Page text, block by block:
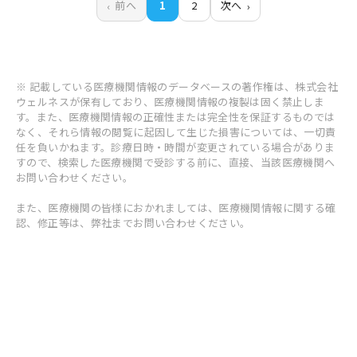
前へ 1 2 次へ
※ 記載している医療機関情報のデータベースの著作権は、株式会社
ウェルネスが保有しており、医療機関情報の複製は固く禁止しま
す。また、医療機関情報の正確性または完全性を保証するものでは
なく、それら情報の閲覧に起因して生じた損害については、一切責
任を負いかねます。診療日時・時間が変更されている場合がありま
すので、検索した医療機関で受診する前に、直接、当該医療機関へ
お問い合わせください。
また、医療機関の皆様におかれましては、医療機関情報に関する確
認、修正等は、弊社までお問い合わせください。